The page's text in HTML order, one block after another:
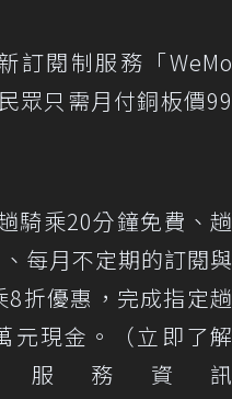
訂閱制服務「WeMo
眾只需月付銅板價99
騎乘20分鐘免費、趟
每月不定期的訂閱與
折優惠，完成指定趟
元現金。（立即了解
服務資訊